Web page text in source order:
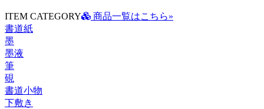
ITEM CATEGORY
商品一覧はこちら»
書道紙
墨
墨液
筆
硯
書道小物
下敷き